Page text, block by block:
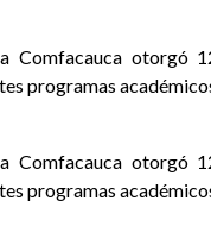
Comfacauca otorgó
programas
Comfacauca otorgó
programas